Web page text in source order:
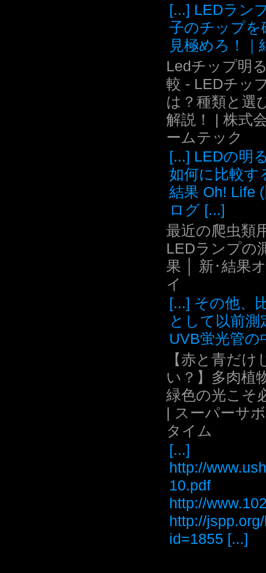
[...] LEDラン
子のチップを
見極めろ！｜
Ledチップ明
較 - LEDチッ
は？種類と選
解説！ | 株式
ームテック
[...] LEDの明
如何に比較す
結果 Oh! Life
ログ [...]
最近の爬虫類
LEDランプの
果 │ 新･結果
イ
[...] その他、
として以前測
UVB蛍光管の
【赤と青だけ
い？】多肉植
緑色の光こそ
| スーパーサ
タイム
[...]
http://
10.pdf
http://
http://
id=1855 [...]